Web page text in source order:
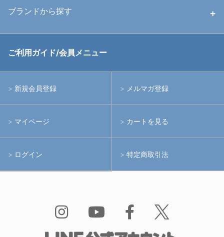
中古アームシステム
ハウジング
水中用品
ブランドから探す
RGBlue
イノン
フィッシュアイ
ご利用ガイド/会員メニュー
新規会員登録 メルマガ登録
マイページ カートを見る
ログイン 特定商取引法